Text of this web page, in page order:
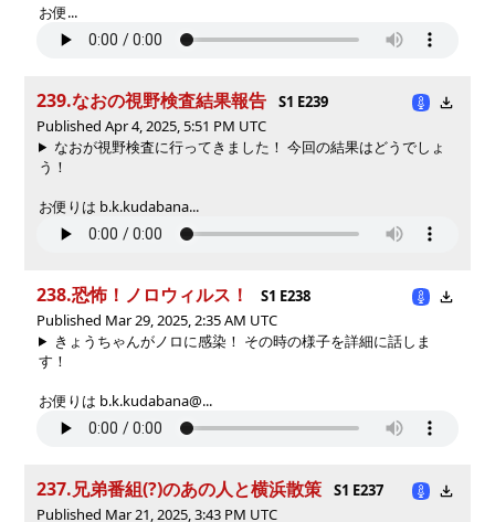
お便...
239.なおの視野検査結果報告
S1 E239
Published Apr 4, 2025, 5:51 PM UTC
なおが視野検査に行ってきました！ 今回の結果はどうでしょ
う！
お便りは b.k.kudabana...
238.恐怖！ノロウィルス！
S1 E238
Published Mar 29, 2025, 2:35 AM UTC
きょうちゃんがノロに感染！ その時の様子を詳細に話しま
す！
お便りは b.k.kudabana@...
237.兄弟番組(?)のあの人と横浜散策
S1 E237
Published Mar 21, 2025, 3:43 PM UTC